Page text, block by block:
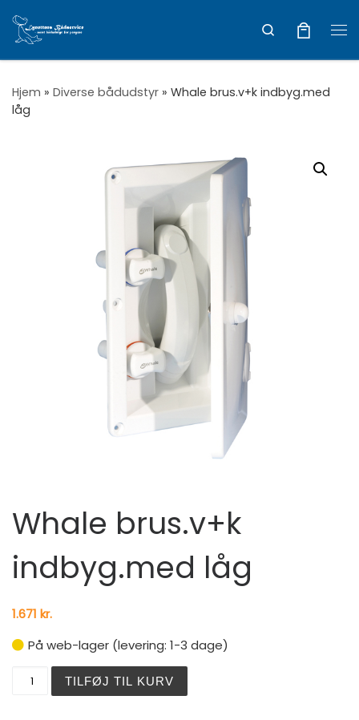
Vis hele indholdet
Search
Hjem » Diverse bådudstyr » Whale brus.v+k indbyg.med
låg
Whale brus.v+k
indbyg.med låg
1.671 kr.
På web-lager (levering: 1-3 dage)
TILFØJ TIL KURV